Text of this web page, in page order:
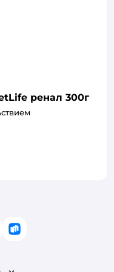
ренал 300г
RuStore